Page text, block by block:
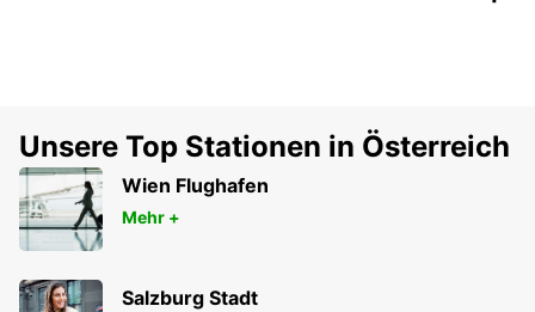
Unsere Top Stationen in Österreich
Wien Flughafen
Mehr +
Salzburg Stadt